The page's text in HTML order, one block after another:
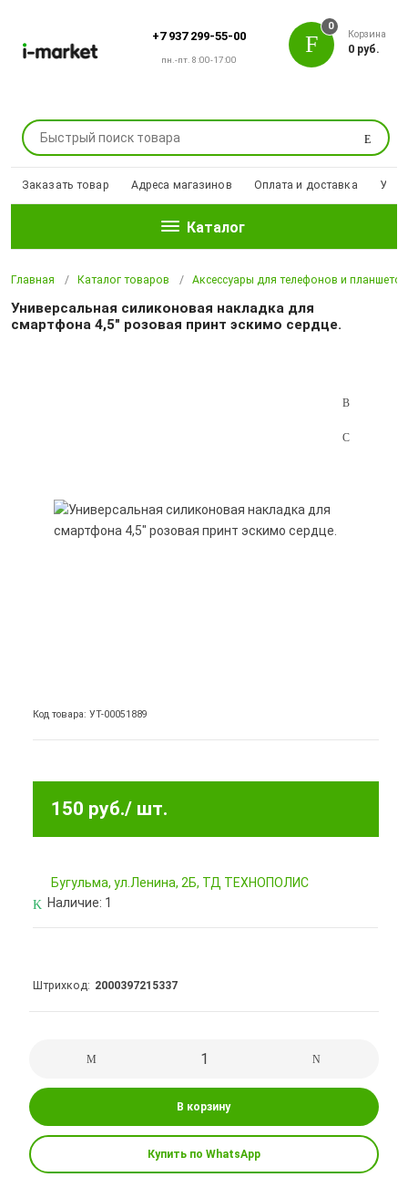
+7 937 299-55-00
пн.-пт. 8:00-17:00
Поиск
0
Корзина
0 руб.
Заказать товар Адреса магазинов Оплата и доставка
Каталог
Главная Каталог товаров Аксессуары для телефонов и планшетов
Универсальная силиконовая накладка для
смартфона 4,5" розовая принт эскимо сердце.
Код товара: УТ-00051889
150 руб./ шт.
Бугульма, ул.Ленина, 2Б, ТД ТЕХНОПОЛИС
Наличие: 1
Штрихкод 2000397215337
В корзину
Купить по WhatsApp